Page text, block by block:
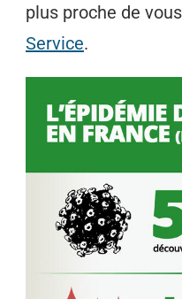
plus proche de
Service.